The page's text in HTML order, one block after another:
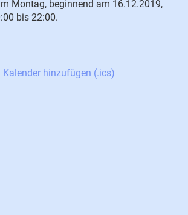
Montag, beginnend am 16.12.2019,
bis 22:00.
Kalender hinzufügen (.ics)